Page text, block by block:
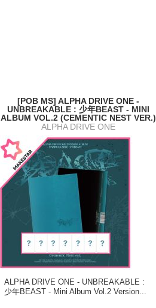
[POB MS] ALPHA DRIVE ONE -
UNBREAKABLE : 少年BEAST - MINI
ALBUM VOL.2 (CEMENTIC NEST VER.)
ALPHA DRIVE ONE
ALPHA DRIVE ONE - UNBREAKABLE :
少年BEAST - Mini Album Vol.2 Version...